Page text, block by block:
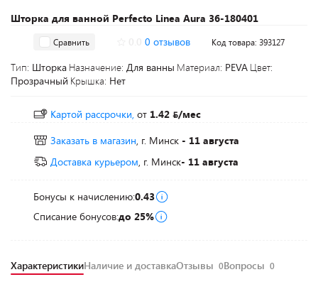
Шторка для ванной Perfecto Linea Aura 36-180401
Сравнить 0 отзывов Код товара: 393127
Тип: Шторка Назначение: Для ванны Материал: PEVA Цвет:
Прозрачный Крышка: Нет
Картой рассрочки, от 1.42
/мес
Заказать в магазин, г. Минск - 11 августа
Доставка курьером, г. Минск- 11 августа
Бонусы к начислению:0.43
Списание бонусов:до 25%
ХарактеристикиНаличие и доставкаОтзывы 0Вопросы 0